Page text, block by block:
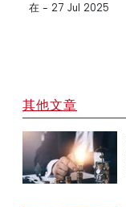
在 - 27 Jul 2025
其他文章